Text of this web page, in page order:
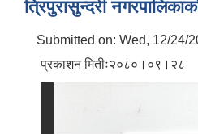
त्रिपुरासुन्दरी
Submitted on: Wed, 12/24/
प्रकाशन मितीः२०८०।०९।२८